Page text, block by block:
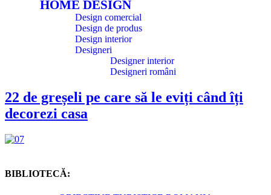
HOME DESIGN
Design comercial
Design de produs
Design interior
Designeri
Designer interior
Designeri români
22 de greșeli pe care să le eviți când îți
decorezi casa
BIBLIOTECĂ: